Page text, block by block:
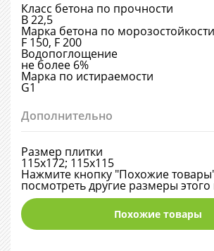
Класс бетона по прочности
В 22,5
Марка бетона по морозостойкости
F 150, F 200
Водопоглощение
не более 6%
Марка по истираемости
G1
Дополнительно
Размер плитки
115х172; 115х115
Нажмите кнопку "Похожие
посмотреть другие размеры этого
Похожие товары